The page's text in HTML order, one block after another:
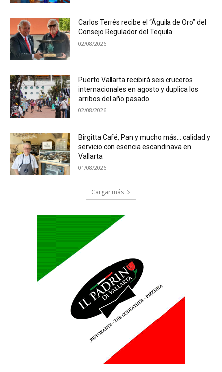
Carlos Terrés recibe el “Águila de Oro” del
Consejo Regulador del Tequila
02/08/2026
Puerto Vallarta recibirá seis cruceros
internacionales en agosto y duplica los
arribos del año pasado
02/08/2026
Birgitta Café, Pan y mucho más..: calidad y
servicio con esencia escandinava en
Vallarta
01/08/2026
Cargar más